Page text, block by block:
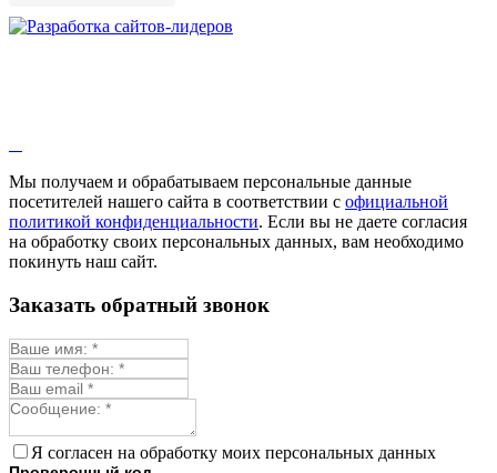
Змееголовник
Мыльнянка
Мята
Овсяный корень
Огуречная трава
Пустырник
Репешок
Синюха
Смесь лекарственных
Стевия
Тимьян ползучий (чабрец)
Мы получаем и обрабатываем персональные данные
посетителей нашего сайта в соответствии с официальной
политикой конфиденциальности. Если вы не даете согласия
на обработку своих персональных данных, вам необходимо
покинуть наш сайт.
Заказать обратный звонок
Я согласен на обработку моих персональных данных